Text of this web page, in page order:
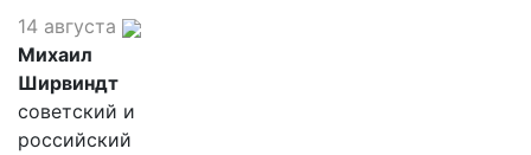
14 августа
Михаил
Ширвиндт
советский и
российский